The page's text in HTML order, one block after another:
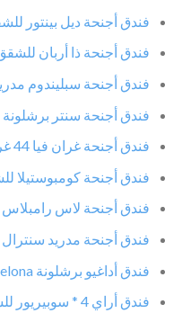
فندق أجنحة ديل بينتور
فندق أجنحة ذا أربان
فندق أجنحة سبليندوم
فندق أجنحة سنتر برشلونة
فندق أجنحة غران فيا 44 غرناطة Suites Gran Via 44 Granada
فندق أجنحة كومبوستيلا
فندق أجنحة لاس رامبلاس
فندق أجنحة مدريد
فندق أداغيو برشلونة Hotel Adagio Barcelona
فندق أراي 4 * سوبيريور للشقق الفندقية في برشلونة